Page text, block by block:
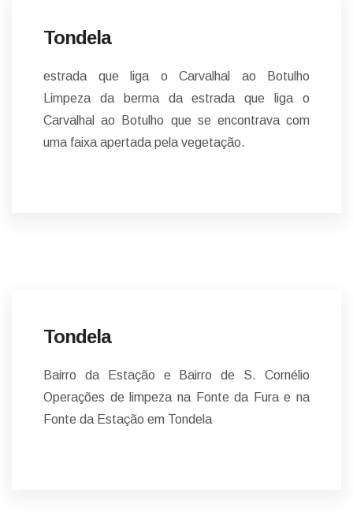
Tondela
estrada que liga o Carvalhal ao Botulho
Limpeza da berma da estrada que liga o
Carvalhal ao Botulho que se encontrava com
uma faixa apertada pela vegetação.
Tondela
Bairro da Estação e Bairro de S. Cornélio
Operações de limpeza na Fonte da Fura e na
Fonte da Estação em Tondela